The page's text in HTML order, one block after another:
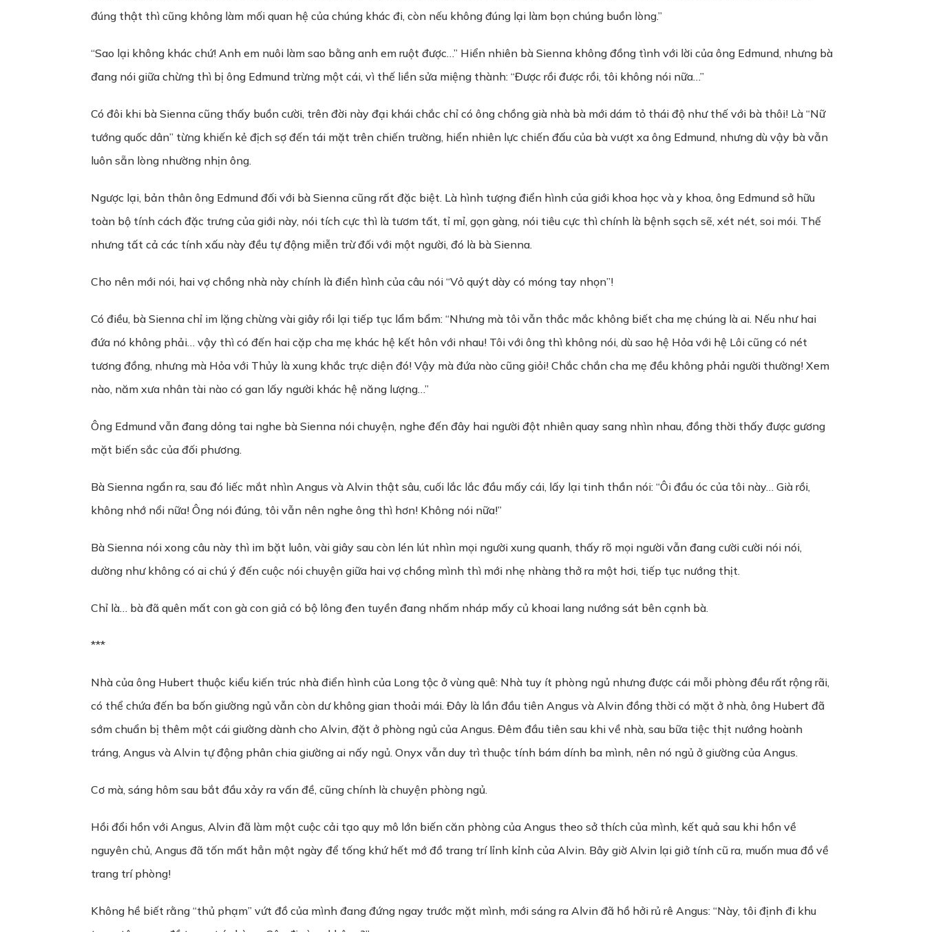
đúng thật thì cũng không làm mối quan hệ của chúng khác đi, còn nếu không đúng lại làm bọn chúng buồn lòng.”
“Sao lại không khác chứ! Anh em nuôi làm sao bằng anh em ruột được…” Hiển nhiên bà Sienna không đồng tình với lời của ông Edmund, nhưng bà
đang nói giữa chừng thì bị ông Edmund trừng một cái, vì thế liền sửa miệng thành: “Được rồi được rồi, tôi không nói nữa…”
Có đôi khi bà Sienna cũng thấy buồn cười, trên đời này đại khái chắc chỉ có ông chồng già nhà bà mới dám tỏ thái độ như thế với bà thôi! Là “Nữ
tướng quốc dân” từng khiến kẻ địch sợ đến tái mặt trên chiến trường, hiển nhiên lực chiến đấu của bà vượt xa ông Edmund, nhưng dù vậy bà vẫn
luôn sẵn lòng nhường nhịn ông.
Ngược lại, bản thân ông Edmund đối với bà Sienna cũng rất đặc biệt. Là hình tượng điển hình của giới khoa học và y khoa, ông Edmund sở hữu
toàn bộ tính cách đặc trưng của giới này, nói tích cực thì là tươm tất, tỉ mỉ, gọn gàng, nói tiêu cực thì chính là bệnh sạch sẽ, xét nét, soi mói. Thế
nhưng tất cả các tính xấu này đều tự động miễn trừ đối với một người, đó là bà Sienna.
Cho nên mới nói, hai vợ chồng nhà này chính là điển hình của câu nói “Vỏ quýt dày có móng tay nhọn”!
Có điều, bà Sienna chỉ im lặng chừng vài giây rồi lại tiếp tục lẩm bẩm: “Nhưng mà tôi vẫn thắc mắc không biết cha mẹ chúng là ai. Nếu như hai
đứa nó không phải… vậy thì có đến hai cặp cha mẹ khác hệ kết hôn với nhau! Tôi với ông thì không nói, dù sao hệ Hỏa với hệ Lôi cũng có nét
tương đồng, nhưng mà Hỏa với Thủy là xung khắc trực diện đó! Vậy mà đứa nào cũng giỏi! Chắc chắn cha mẹ đều không phải người thường! Xem
nào, năm xưa nhân tài nào có gan lấy người khác hệ năng lượng…”
Ông Edmund vẫn đang dỏng tai nghe bà Sienna nói chuyện, nghe đến đây hai người đột nhiên quay sang nhìn nhau, đồng thời thấy được gương
mặt biến sắc của đối phương.
Bà Sienna ngẩn ra, sau đó liếc mắt nhìn Angus và Alvin thật sâu, cuối lắc lắc đầu mấy cái, lấy lại tinh thần nói: “Ôi đầu óc của tôi này… Già rồi,
không nhớ nổi nữa! Ông nói đúng, tôi vẫn nên nghe ông thì hơn! Không nói nữa!”
Bà Sienna nói xong câu này thì im bặt luôn, vài giây sau còn lén lút nhìn mọi người xung quanh, thấy rõ mọi người vẫn đang cười cười nói nói,
dường như không có ai chú ý đến cuộc nói chuyện giữa hai vợ chồng mình thì mới nhẹ nhàng thở ra một hơi, tiếp tục nướng thịt.
Chỉ là… bà đã quên mất con gà con giả có bộ lông đen tuyền đang nhấm nháp mấy củ khoai lang nướng sát bên cạnh bà.
***
Nhà của ông Hubert thuộc kiểu kiến trúc nhà điển hình của Long tộc ở vùng quê: Nhà tuy ít phòng ngủ nhưng được cái mỗi phòng đều rất rộng rãi,
có thể chứa đến ba bốn giường ngủ vẫn còn dư không gian thoải mái. Đây là lần đầu tiên Angus và Alvin đồng thời có mặt ở nhà, ông Hubert đã
sớm chuẩn bị thêm một cái giường dành cho Alvin, đặt ở phòng ngủ của Angus. Đêm đầu tiên sau khi về nhà, sau bữa tiệc thịt nướng hoành
tráng, Angus và Alvin tự động phân chia giường ai nấy ngủ. Onyx vẫn duy trì thuộc tính bám dính ba mình, nên nó ngủ ở giường của Angus.
Cơ mà, sáng hôm sau bắt đầu xảy ra vấn đề, cũng chính là chuyện phòng ngủ.
Hồi đổi hồn với Angus, Alvin đã làm một cuộc cải tạo quy mô lớn biến căn phòng của Angus theo sở thích của mình, kết quả sau khi hồn về
nguyên chủ, Angus đã tốn mất hẳn một ngày để tống khứ hết mớ đồ trang trí lỉnh kỉnh của Alvin. Bây giờ Alvin lại giở tính cũ ra, muốn mua đồ về
trang trí phòng!
Không hề biết rằng “thủ phạm” vứt đồ của mình đang đứng ngay trước mặt mình, mới sáng ra Alvin đã hồ hởi rủ rê Angus: “Này, tôi định đi khu